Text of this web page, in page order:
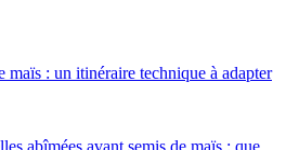
maïs : un itinéraire technique à adapter